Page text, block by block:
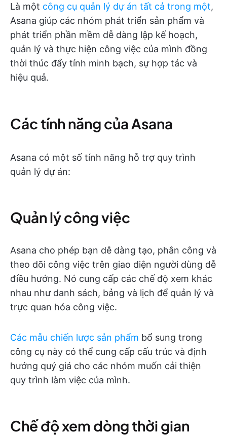
Là một công cụ quản lý dự án tất cả trong một,
Asana giúp các nhóm phát triển sản phẩm và
phát triển phần mềm dễ dàng lập kế hoạch,
quản lý và thực hiện công việc của mình đồng
thời thúc đẩy tính minh bạch, sự hợp tác và
hiệu quả.
Các tính năng của Asana
Asana có một số tính năng hỗ trợ quy trình
quản lý dự án:
Quản lý công việc
Asana cho phép bạn dễ dàng tạo, phân công và
theo dõi công việc trên giao diện người dùng dễ
điều hướng. Nó cung cấp các chế độ xem khác
nhau như danh sách, bảng và lịch để quản lý và
trực quan hóa công việc.
Các mẫu chiến lược sản phẩm bổ sung trong
công cụ này có thể cung cấp cấu trúc và định
hướng quý giá cho các nhóm muốn cải thiện
quy trình làm việc của mình.
Chế độ xem dòng thời gian